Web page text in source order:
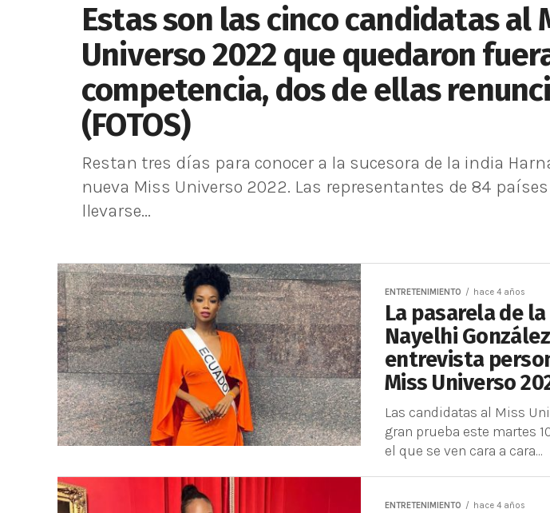
Estas son las cinco candidatas al
Universo 2022 que quedaron
competencia, dos de ellas
(FOTOS)
Restan tres días para conocer a la sucesora de la india
nueva Miss Universo 2022. Las representantes de 84
llevarse...
ENTRETENIMIENTO hace 4 años
La pasarela de
Nayelhi
entrevista
Miss Universo
Las candidatas al Miss
gran prueba este martes
el que se ven cara a cara...
ENTRETENIMIENTO hace 4 años